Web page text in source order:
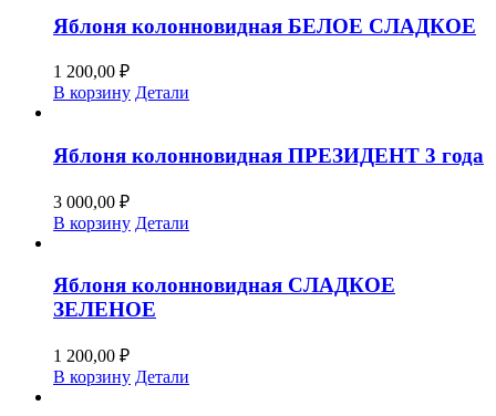
Яблоня колонновидная БЕЛОЕ СЛАДКОЕ
1 200,00 ₽
В корзину Детали
Яблоня колонновидная ПРЕЗИДЕНТ 3 года
3 000,00 ₽
В корзину Детали
Яблоня колонновидная СЛАДКОЕ
ЗЕЛЕНОЕ
1 200,00 ₽
В корзину Детали